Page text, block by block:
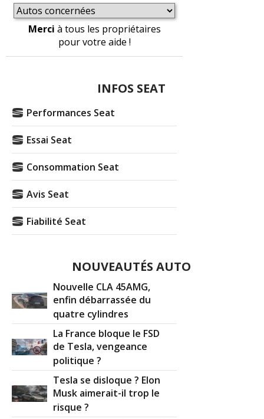
Merci à tous les propriétaires
pour votre aide !
INFOS SEAT
Performances Seat
Essai Seat
Consommation Seat
Avis Seat
Fiabilité Seat
NOUVEAUTÉS AUTO
Nouvelle CLA 45AMG,
enfin débarrassée du
quatre cylindres
La France bloque le FSD
de Tesla, vengeance
politique ?
Tesla se disloque ? Elon
Musk aimerait-il trop le
risque ?